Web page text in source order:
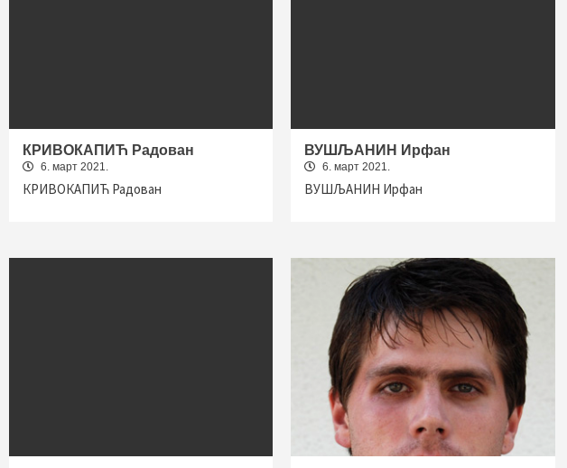
КРИВОКАПИЋ Радован
6. март 2021.
КРИВОКАПИЋ Радован
ВУШЉАНИН Ирфан
6. март 2021.
ВУШЉАНИН Ирфан